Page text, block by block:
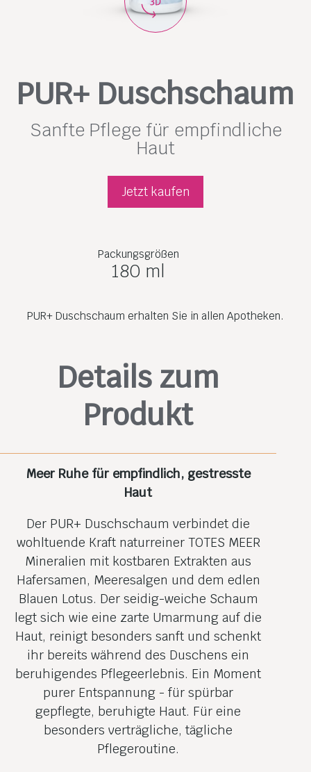
PUR+ Duschschaum
Sanfte Pflege für empfind­liche
Haut
Jetzt kaufen
Packungsgrößen
180 ml
PUR+ Duschschaum erhalten Sie in allen Apotheken.
Details zum
Produkt
Meer Ruhe für empfindlich, gestresste
Haut
Der PUR+ Duschschaum verbindet die
wohltuende Kraft naturreiner TOTES MEER
Mineralien mit kostbaren Extrakten aus
Hafersamen, Meeresalgen und dem edlen
Blauen Lotus. Der seidig-weiche Schaum
legt sich wie eine zarte Umarmung auf die
Haut, reinigt besonders sanft und schenkt
ihr bereits während des Duschens ein
beruhigendes Pflegeerlebnis. Ein Moment
purer Entspannung - für spürbar
gepflegte, beruhigte Haut. Für eine
besonders verträgliche, tägliche
Pflegeroutine.